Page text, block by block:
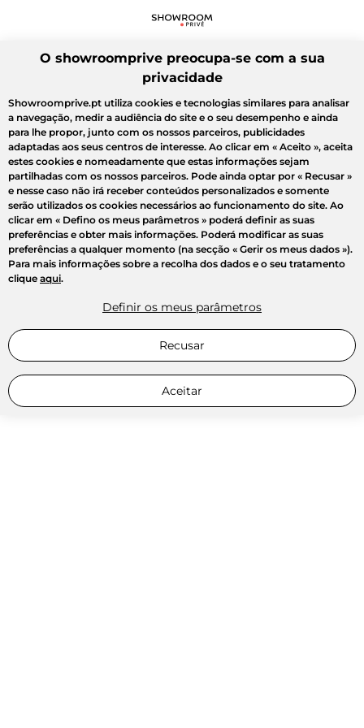
O showroomprive preocupa-se com a sua
privacidade
Showroomprive.pt utiliza cookies e tecnologias similares para analisar
a navegação, medir a audiência do site e o seu desempenho e ainda
para lhe propor, junto com os nossos parceiros, publicidades
adaptadas aos seus centros de interesse. Ao clicar em « Aceito », aceita
estes cookies e nomeadamente que estas informações sejam
partilhadas com os nossos parceiros. Pode ainda optar por « Recusar »
e nesse caso não irá receber conteúdos personalizados e somente
serão utilizados os cookies necessários ao funcionamento do site. Ao
clicar em « Defino os meus parâmetros » poderá definir as suas
preferências e obter mais informações. Poderá modificar as suas
preferências a qualquer momento (na secção « Gerir os meus dados »).
Para mais informações sobre a recolha dos dados e o seu tratamento
clique aqui.
Definir os meus parâmetros
Recusar
Aceitar